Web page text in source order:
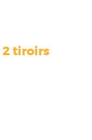
2 tiroirs